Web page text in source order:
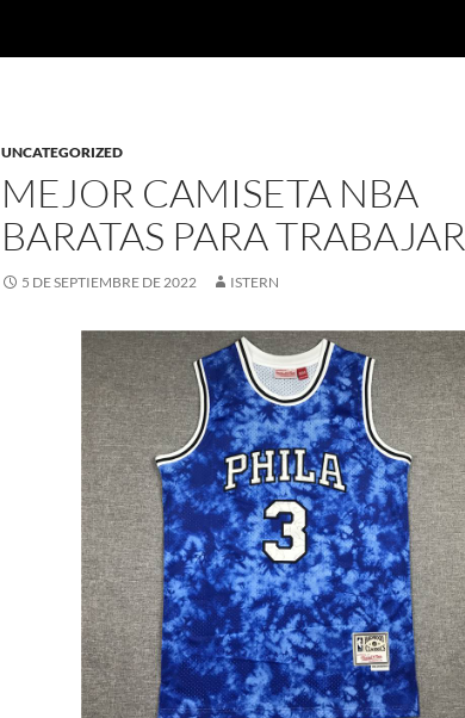
UNCATEGORIZED
MEJOR CAMISETA NBA
BARATAS PARA TRABAJAR
5 DE SEPTIEMBRE DE 2022 ISTERN